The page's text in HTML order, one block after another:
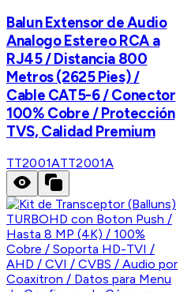
Balun Extensor de Audio
Analogo Estereo RCA a
RJ45 / Distancia 800
Metros (2625 Pies) /
Cable CAT5-6 / Conector
100% Cobre / Protección
TVS, Calidad Premium
TT2001ATT2001A